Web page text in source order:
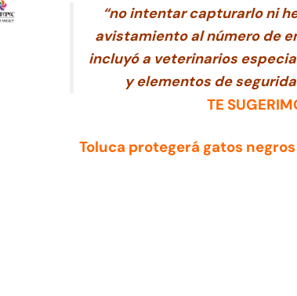
“no intentar capturarlo ni
avistamiento al número de
incluyó a veterinarios
y elementos de
TE
Toluca protegerá gatos